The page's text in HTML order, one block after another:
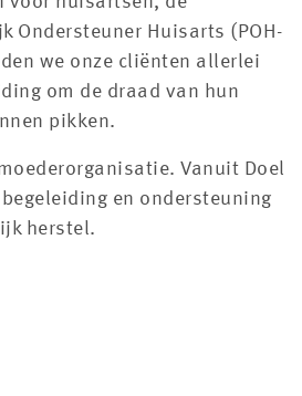
Ondersteuner Huisarts (POH-
we onze cliënten allerlei
om de draad van hun
pikken.
Vanuit Doel
en ondersteuning
herstel.